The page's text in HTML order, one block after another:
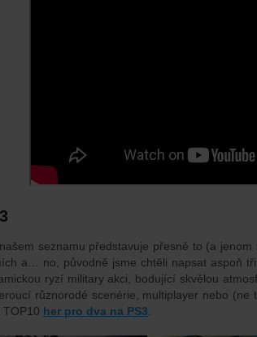
seznamu představuje přesně to (a
a… no, původně jsme chtěli napsat aspoň
ryzí military akci, bodující skvělou
různorodé scenérie, multiplayer nebo (ne
TOP10 her pro dva na PS3